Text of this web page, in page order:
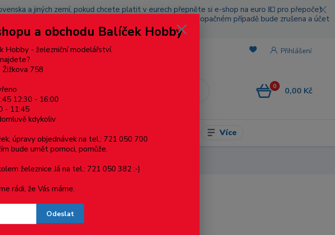
a jiných zemí, pokud chcete platit v eurech přepněte si e-shop na euro 💶 pro přepočet
zaslána znovu s opětovnou platbou za poštovné, v opačném případě bude zrušena a účet
následující objednávky.
Přihlášení
0 0,00 Kč
předměty Více
a obchodu Balíček Hobby
Hobby - železniční modelářství.
758
12:30 - 16:00
- 11:45
kdykoliv
úpravy objednávek na tel.: 721 050 700
bude umět pomoci, pomůže.
železnice Já na tel.: 721 050 382 :-)
rádi, že Vás máme.
Odeslat